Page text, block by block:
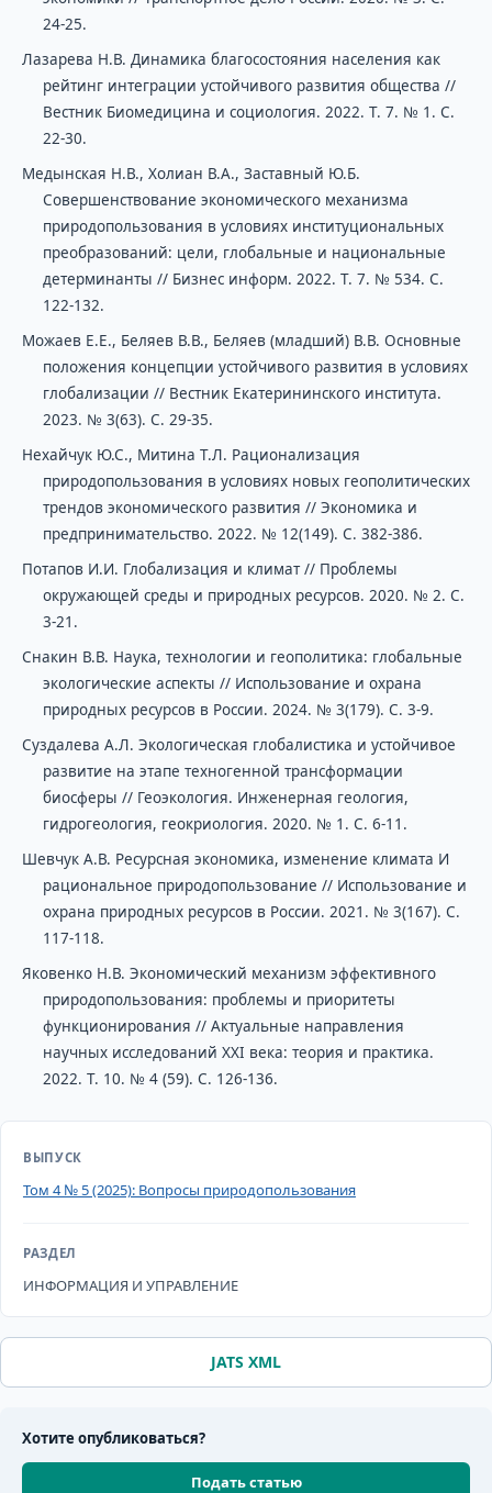
24-25.
Лазарева Н.В. Динамика благосостояния населения как
рейтинг интеграции устойчивого развития общества //
Вестник Биомедицина и социология. 2022. Т. 7. № 1. С.
22-30.
Медынская Н.В., Холиан В.А., Заставный Ю.Б.
Совершенствование экономического механизма
природопользования в условиях институциональных
преобразований: цели, глобальные и национальные
детерминанты // Бизнес информ. 2022. Т. 7. № 534. С.
122-132.
Можаев Е.Е., Беляев В.В., Беляев (младший) В.В. Основные
положения концепции устойчивого развития в условиях
глобализации // Вестник Екатерининского института.
2023. № 3(63). С. 29-35.
Нехайчук Ю.С., Митина Т.Л. Рационализация
природопользования в условиях новых геополитических
трендов экономического развития // Экономика и
предпринимательство. 2022. № 12(149). C. 382-386.
Потапов И.И. Глобализация и климат // Проблемы
окружающей среды и природных ресурсов. 2020. № 2. С.
3-21.
Снакин В.В. Наука, технологии и геополитика: глобальные
экологические аспекты // Использование и охрана
природных ресурсов в России. 2024. № 3(179). С. 3-9.
Суздалева А.Л. Экологическая глобалистика и устойчивое
развитие на этапе техногенной трансформации
биосферы // Геоэкология. Инженерная геология,
гидрогеология, геокриология. 2020. № 1. С. 6-11.
Шевчук А.В. Ресурсная экономика, изменение климата И
рациональное природопользование // Использование и
охрана природных ресурсов в России. 2021. № 3(167). С.
117-118.
Яковенко Н.В. Экономический механизм эффективного
природопользования: проблемы и приоритеты
функционирования // Актуальные направления
научных исследований ХХІ века: теория и практика.
2022. Т. 10. № 4 (59). С. 126-136.
ВЫПУСК
Том 4 № 5 (2025): Вопросы природопользования
РАЗДЕЛ
ИНФОРМАЦИЯ И УПРАВЛЕНИЕ
JATS XML
Хотите опубликоваться?
Подать статью